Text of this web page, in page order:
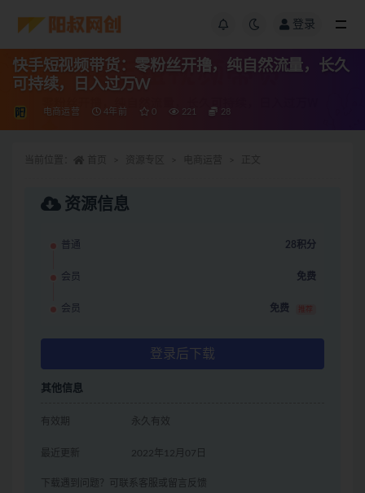
登录
快手短视频带货：零粉丝开撸，纯自然流量，长久
可持续，日入过万W
电商运营 4年前 0 221 28
资源信息
普通 28积分
会员 免费
会员 免费 推荐
登录后下载
其他信息
有效期 永久有效
最近更新 2022年12月07日
下载遇到问题？可联系客服或留言反馈